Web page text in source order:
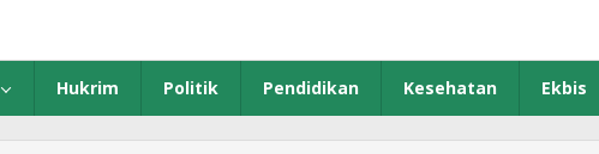
Hukrim Politik Pendidikan Kesehatan Ekbis